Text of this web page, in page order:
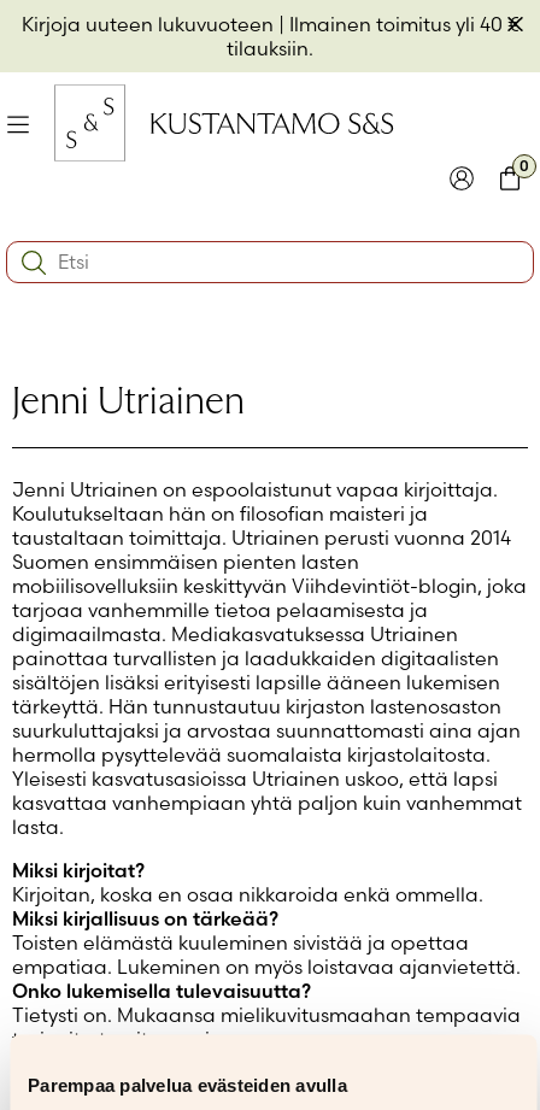
Parempaa palvelua evästeiden avulla
Kirjoja uuteen lukuvuoteen | Ilmainen toimitus yli 40 €
tilauksiin.
Hyppää
sisältöön
Valikko
Kirjaudu sisään
Salasana unohtunut?
Eikö sinulla ole tiliä?
Luo uusi tili
0
Search:
Jenni Utriainen
Jenni Utriainen on espoolaistunut vapaa kirjoittaja.
Koulutukseltaan hän on filosofian maisteri ja
taustaltaan toimittaja. Utriainen perusti vuonna 2014
Suomen ensimmäisen pienten lasten
mobiilisovelluksiin keskittyvän Viihdevintiöt-blogin, joka
tarjoaa vanhemmille tietoa pelaamisesta ja
digimaailmasta. Mediakasvatuksessa Utriainen
painottaa turvallisten ja laadukkaiden digitaalisten
sisältöjen lisäksi erityisesti lapsille ääneen lukemisen
tärkeyttä. Hän tunnustautuu kirjaston lastenosaston
suurkuluttajaksi ja arvostaa suunnattomasti aina ajan
hermolla pysyttelevää suomalaista kirjastolaitosta.
Yleisesti kasvatusasioissa Utriainen uskoo, että lapsi
kasvattaa vanhempiaan yhtä paljon kuin vanhemmat
lasta.
Miksi kirjoitat?
Kirjoitan, koska en osaa nikkaroida enkä ommella.
Miksi kirjallisuus on tärkeää?
Toisten elämästä kuuleminen sivistää ja opettaa
empatiaa. Lukeminen on myös loistavaa ajanvietettä.
Onko lukemisella tulevaisuutta?
Tietysti on. Mukaansa mielikuvitusmaahan tempaavia
tarinoita tarvitaan aina.